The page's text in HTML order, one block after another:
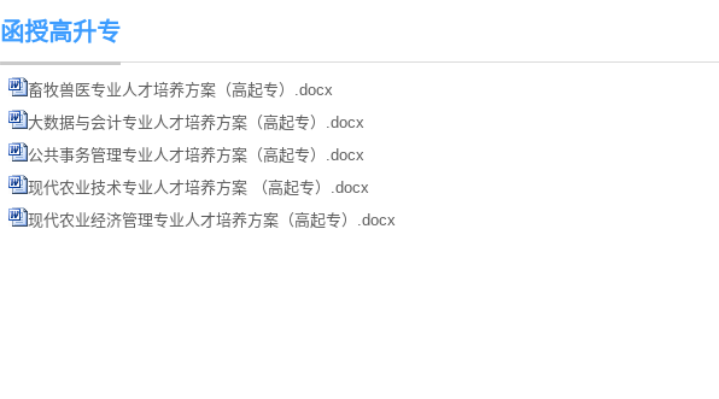
函授高升专
畜牧兽医专业人才培养方案（高起专）.docx
大数据与会计专业人才培养方案（高起专）.docx
公共事务管理专业人才培养方案（高起专）.docx
现代农业技术专业人才培养方案 （高起专）.docx
现代农业经济管理专业人才培养方案（高起专）.docx